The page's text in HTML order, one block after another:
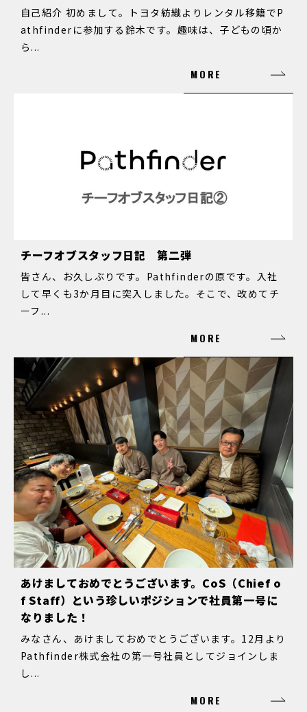
自己紹介 初めまして。トヨタ紡織よりレンタル移籍でP
athfinderに参加する鈴木です。趣味は、子どもの頃か
ら...
MORE
チーフオブスタッフ日記 第二弾
皆さん、お久しぶりです。Pathfinderの原です。入社
して早くも3か月目に突入しました。そこで、改めてチ
ーフ...
MORE
あけましておめでとうございます。CoS（Chief o
f Staff）という珍しいポジションで社員第一号に
なりました！
みなさん、あけましておめでとうございます。12月より
Pathfinder株式会社の第一号社員としてジョインしま
し...
MORE